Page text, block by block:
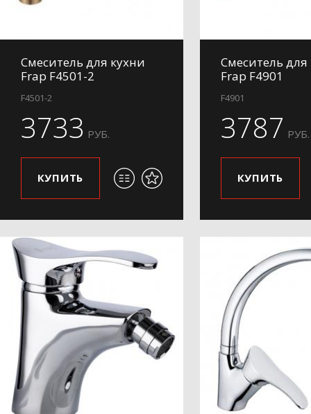
Смеситель для кухни
Frap F4501-2
F4501-2
3733 РУБ.
КУПИТЬ
Смеситель для
Frap F4901
F4901
3787 РУБ.
КУПИТЬ